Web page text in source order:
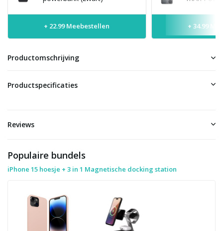
+ 22.99 Meebestellen + 34.99
Productomschrijving
Productspecificaties
Reviews
Populaire bundels
iPhone 15 hoesje + 3 in 1 Magnetische docking station